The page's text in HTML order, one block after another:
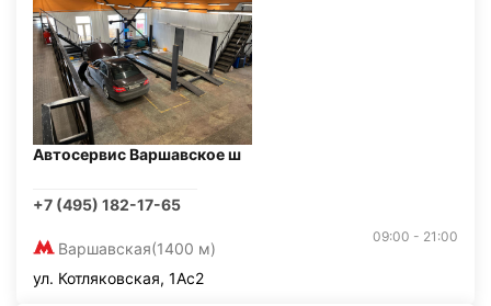
Автосервис Варшавское ш
+7 (495) 182-17-65
Варшавская(1400 м)
09:00 - 21:00
ул. Котляковская, 1Ас2